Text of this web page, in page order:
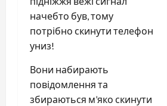
начебто був, тому
потрібно скинути телефон
униз!
Вони набирають
повідомлення та
збираються м’яко скинути